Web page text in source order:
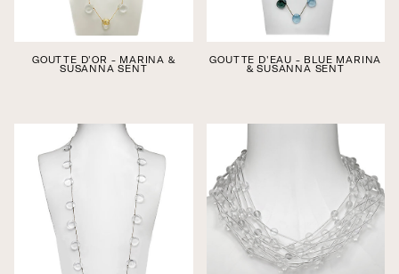
Édition boutique
GOUTTE D'OR - MARINA &
SUSANNA SENT
Édition boutique
GOUTTE D'EAU - BLUE MARINA
& SUSANNA SENT